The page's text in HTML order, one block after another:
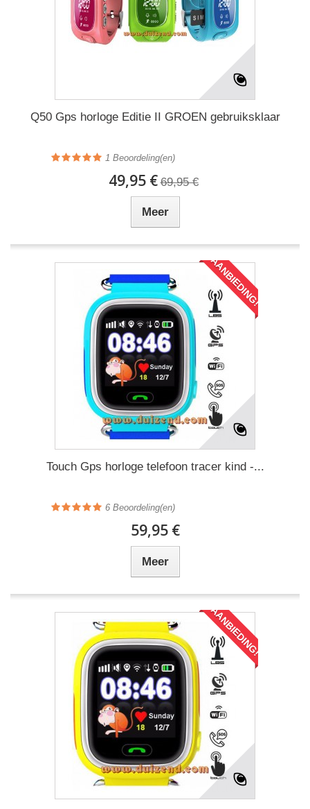
Q50 Gps horloge Editie II GROEN gebruiksklaar
1 Beoordeling(en)
49,95 € 69,95 €
Meer
AANBIEDING!
Touch Gps horloge telefoon tracer kind -...
6 Beoordeling(en)
59,95 €
Meer
AANBIEDING!